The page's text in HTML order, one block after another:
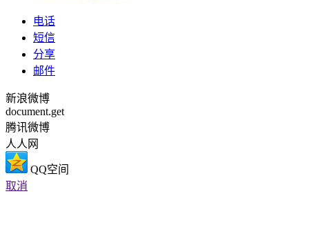
电话
短信
分享
邮件
新浪微博
document.get
腾讯微博
人人网
QQ空间
取消